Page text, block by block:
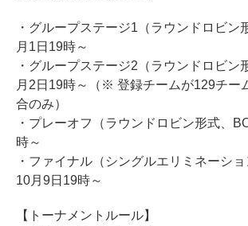
・グループステージ1（ラウンドロビン
月1日19時～
・グループステージ2（ラウンドロビン
月2日19時～（※ 登録チームが129チー
合のみ）
・プレーオフ（ラウンドロビン形式、
時～
・ファイナル（シングルエリミネーショ
10月9日19時～
【トーナメントルール】